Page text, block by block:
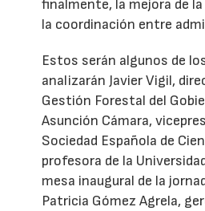
finalmente, la mejora de
la coordinación entre
Estos serán algunos de
analizarán Javier Vigil,
Gestión Forestal del
Asunción Cámara,
Sociedad Española de
profesora de la
mesa inaugural de la
Patricia Gómez Agrela,